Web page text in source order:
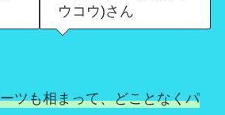
ウコウ)さん
ツも相まって、どことなくパ